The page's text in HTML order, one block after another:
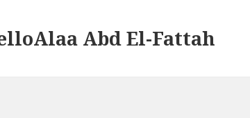
Abd El-Fattah